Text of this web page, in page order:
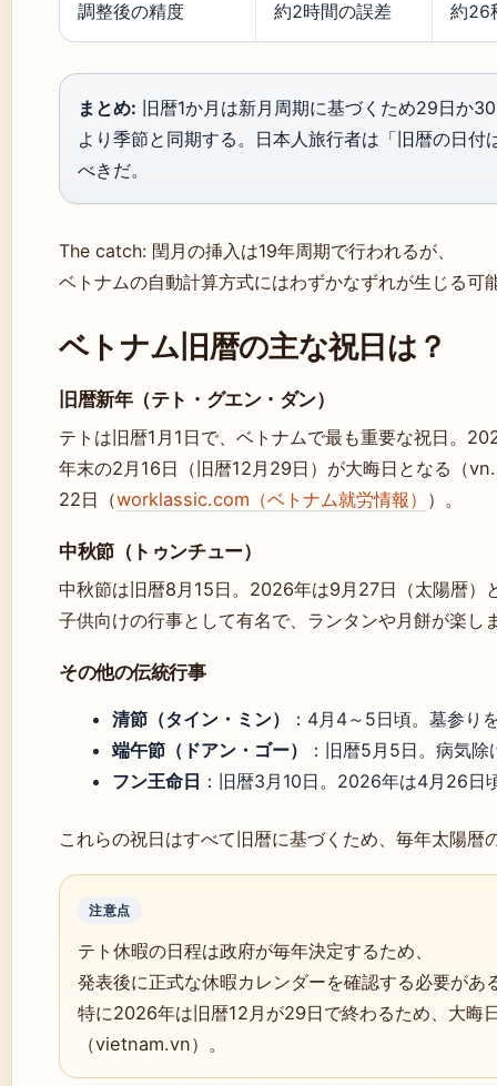
調整後の精度 約2時間の誤差 約26
まとめ: 旧暦1か月は新月周期に基づくため29日か
より季節と同期する。日本人旅行者は「旧暦の日
べきだ。
The catch: 閏月の挿入は19年周期で行われるが、
ベトナムの自動計算方式にはわずかなずれが生じる可
ベトナム旧暦の主な祝日は？
旧暦新年（テト・グエン・ダン）
テトは旧暦1月1日で、ベトナムで最も重要な祝日。
年末の2月16日（旧暦12月29日）が大晦日となる（
22日（worklassic.com（ベトナム就労情報） ）。
中秋節（トゥンチュー）
中秋節は旧暦8月15日。2026年は9月27日（太陽暦）
子供向けの行事として有名で、ランタンや月餅が楽し
その他の伝統行事
清節（タイン・ミン）
：4月4～5日頃。墓参り
端午節（ドアン・ゴー）
：旧暦5月5日。病気除
フン王命日 ：旧暦3月10日。2026年は4月26
これらの祝日はすべて旧暦に基づくため、毎年太陽
注意点
テト休暇の日程は政府が毎年決定するため、
発表後に正式な休暇カレンダーを確認する必要があ
特に2026年は旧暦12月が29日で終わるため、大晦
（vietnam.vn）。